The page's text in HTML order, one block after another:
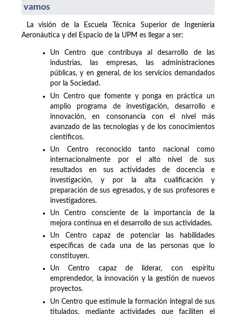
vamos
La visión de la Escuela Técnica Superior de Ingeniería
Aeronáutica y del Espacio de la UPM es llegar a ser:
Un Centro que contribuya al desarrollo de las
industrias, las empresas, las administraciones
públicas, y en general, de los servicios demandados
por la Sociedad.
Un Centro que fomente y ponga en práctica un
amplio programa de investigación, desarrollo e
innovación, en consonancia con el nivel más
avanzado de las tecnologías y de los conocimientos
científicos.
Un Centro reconocido tanto nacional como
internacionalmente por el alto nivel de sus
resultados en sus actividades de docencia e
investigación, y por la alta cualificación y
preparación de sus egresados, y de sus profesores e
investigadores.
Un Centro consciente de la importancia de la
mejora continua en el desarrollo de sus actividades.
Un Centro capaz de potenciar las habilidades
específicas de cada una de las personas que lo
constituyen.
Un Centro capaz de liderar, con espíritu
emprendedor, la innovación y la gestión de nuevos
proyectos.
Un Centro que estimule la formación integral de sus
titulados, mediante actividades que faciliten el